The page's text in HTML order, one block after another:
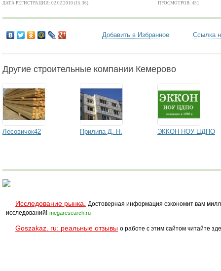
ДАТА РЕГИСТРАЦИИ: 02.02.2010 (15:36) ПРОСМОТРОВ: 451
Добавить в Избранное Ссылка
Другие строительные компании Кемерово
Лесовичок42 Прилипа Д. Н. ЭККОН НОУ ЦДПО
Исследование рынка.
Достоверная информация сэкономит вам
исследований! megaresearch.ru
Goszakaz. ru: реальные отзывы о работе с этим сайтом читайте